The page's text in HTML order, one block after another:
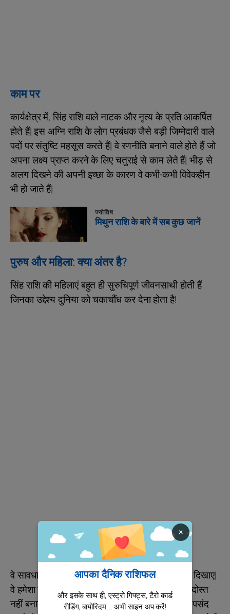
काम पर
कार्यक्षेत्र में, सिंह राशि वाले नाटक और नृत्य के प्रति आकर्षित
होते हैं| इस अग्नि राशि के लोग प्रबंधक जैसे बड़ी जिम्मेदारी वाले
पदों पर संतुष्टि महसूस करते हैं| वे रणनीति बनाने वाले होते हैं जो
अपना लक्ष्य प्राप्त करने के लिए चतुराई से काम लेते हैं| भीड़ से
अलग दिखने की अपनी इच्छा के कारण वे कभी-कभी विवेकहीन
भी हो जाते हैं|
ज्योतिष
मिथुन राशि के बारे में सब कुछ जानें
पुरुष और महिला: क्या अंतर है?
सिंह राशि की महिलाएं बहुत ही सुरुचिपूर्ण जीवनसाथी होती हैं
जिनका उद्देश्य दुनिया को चकाचौंध कर देना होता है!
वे सावधानी से ऐसे परिधान चुनती हैं जो उन्हें सबसे श्रेष्ठ दिखाए|
वे हमेशा सतर्क रहती हैं और किसी को आसानी से अपना दोस्त
नहीं बनाती हैं| सिंह राशि के पुरुष आकर्षण का केंद्र होना पसंद
×
आपका दैनिक राशिफल
और इसके साथ ही, एस्ट्रो गिफ्ट्स, टैरो कार्ड
रीडिंग, बायोरिदम... अभी साइन अप करें!